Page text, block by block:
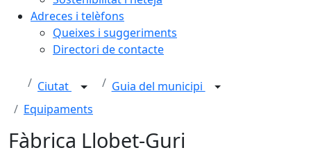
Adreces i telèfons
Queixes i suggeriments
Directori de contacte
Ciutat
Guia del municipi
Equipaments
Fàbrica Llobet-Guri